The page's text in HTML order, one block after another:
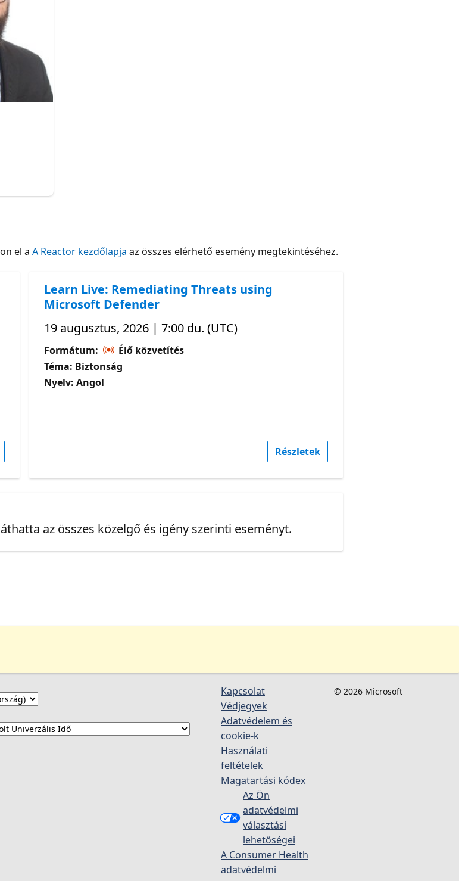
el aA Reactor kezdőlapja az összes elérhető esemény megtekintéséhez.
Learn Live: Remediating Threats using
Microsoft Defender
19 augusztus, 2026 | 7:00 du. (UTC)
Formátum:
Élő közvetítés
Téma: Biztonság
Nyelv: Angol
Részletek
az összes közelgő és igény szerinti eseményt.
Kapcsolat
Védjegyek
Adatvédelem és
cookie-k
Használati
feltételek
Magatartási kódex
Az Ön
adatvédelmi
választási
lehetőségei
A Consumer Health
adatvédelmi
© 2026 Microsoft